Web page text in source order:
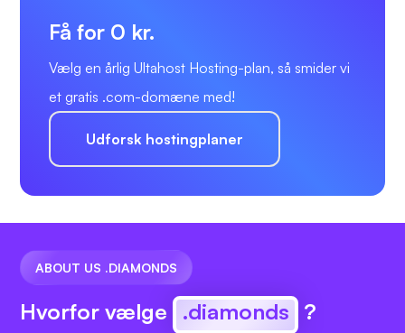
Få for 0 kr.
Vælg en årlig Ultahost Hosting-plan, så smider vi
et gratis .com-domæne med!
Udforsk hostingplaner
ABOUT US .DIAMONDS
Hvorfor vælge .diamonds ?